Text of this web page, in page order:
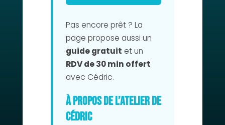
Pas encore prêt ? La
page propose aussi un
guide gratuit et un
RDV de 30 min offert
avec Cédric.
À propos de L’Atelier de
Cédric